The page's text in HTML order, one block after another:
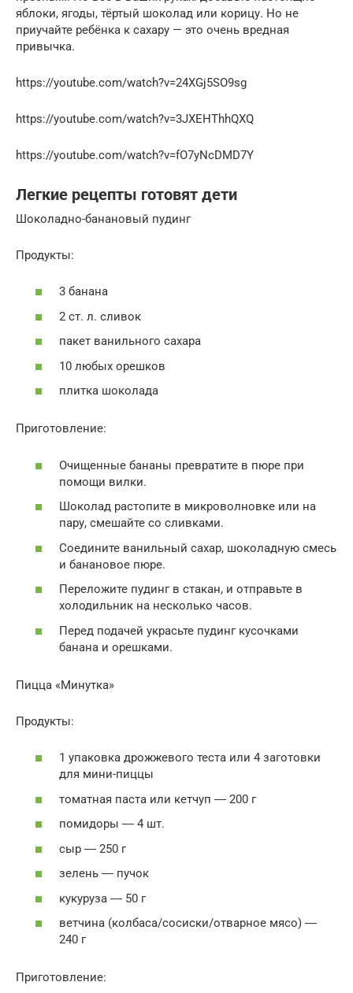
яблоки, ягоды, тёртый шоколад или корицу. Но не
приучайте ребёнка к сахару — это очень вредная
привычка.
https://youtube.com/watch?v=24XGj5SO9sg
https://youtube.com/watch?v=3JXEHThhQXQ
https://youtube.com/watch?v=fO7yNcDMD7Y
Легкие рецепты готовят дети
Шоколадно-банановый пудинг
Продукты:
3 банана
2 ст. л. сливок
пакет ванильного сахара
10 любых орешков
плитка шоколада
Приготовление:
Очищенные бананы превратите в пюре при
помощи вилки.
Шоколад растопите в микроволновке или на
пару, смешайте со сливками.
Соедините ванильный сахар, шоколадную смесь
и банановое пюре.
Переложите пудинг в стакан, и отправьте в
холодильник на несколько часов.
Перед подачей украсьте пудинг кусочками
банана и орешками.
Пицца «Минутка»
Продукты:
1 упаковка дрожжевого теста или 4 заготовки
для мини-пиццы
томатная паста или кетчуп ― 200 г
помидоры ― 4 шт.
сыр ― 250 г
зелень ― пучок
кукуруза ― 50 г
ветчина (колбаса/сосиски/отварное мясо) ―
240 г
Приготовление: